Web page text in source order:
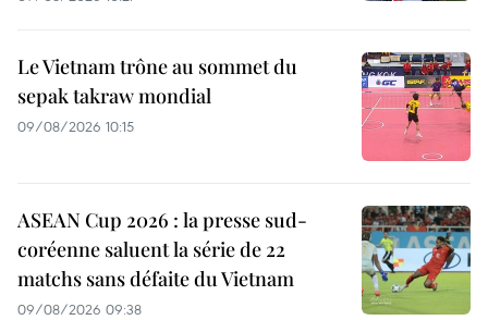
Le Vietnam trône au sommet du
sepak takraw mondial
09/08/2026 10:15
ASEAN Cup 2026 : la presse sud-
coréenne saluent la série de 22
matchs sans défaite du Vietnam
09/08/2026 09:38